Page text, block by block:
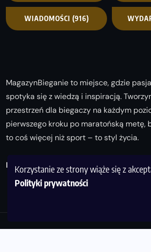
Korzystanie ze strony wiąże się z
Polityki prywatności
WIADOMOŚCI (916)
MagazynBieganie to miejsce, gdzie
spotyka się z wiedzą i inspiracją.
przestrzeń dla biegaczy na każdym
pierwszego kroku po maratońską metę,
to coś więcej niż sport – to styl życia.
Biegaj z nami i odkrywaj swoją